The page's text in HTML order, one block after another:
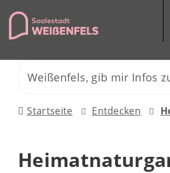
Startseite Entdecken